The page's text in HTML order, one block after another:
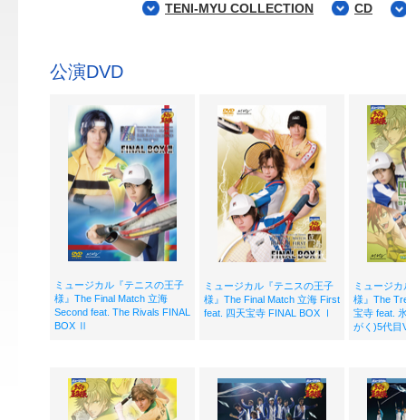
TENI-MYU COLLECTION
CD
公演DVD
ミュージカル『テニスの王子
様』The Final Match 立海
Second feat. The Rivals FINAL
BOX Ⅱ
ミュージカル『テニスの王子
様』The Final Match 立海 First
feat. 四天宝寺 FINAL BOX Ⅰ
ミュージ
様』The
宝寺 feat.
がく)5代目